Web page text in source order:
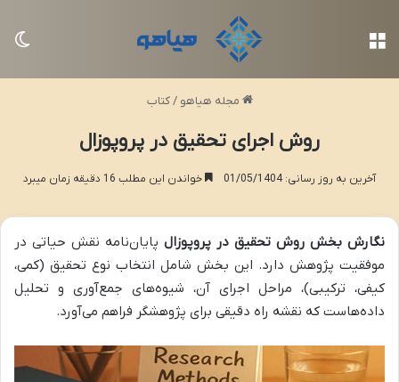
مجله هیاهو / کتاب
روش اجرای تحقیق در پروپوزال
آخرین به روز رسانی: 01/05/1404 خواندن این مطلب 16 دقیقه زمان میبرد
نگارش بخش روش تحقیق در پروپوزال پایان‌نامه نقش حیاتی در
موفقیت پژوهش دارد. این بخش شامل انتخاب نوع تحقیق (کمی،
کیفی، ترکیبی)، مراحل اجرای آن، شیوه‌های جمع‌آوری و تحلیل
داده‌هاست که نقشه راه دقیقی برای پژوهشگر فراهم می‌آورد.